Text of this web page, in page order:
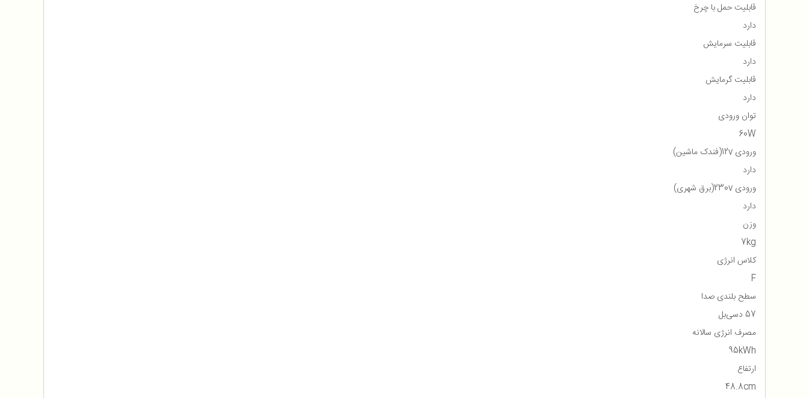
قابلیت حمل با چرخ
دارد
قابلیت سرمایش
دارد
قابلیت گرمایش
دارد
توان ورودی
60W
ورودی 12v(فندک ماشین)
دارد
ورودی 230v(برق شهری)
دارد
وزن
7kg
کلاس انرژی
F
سطح بلندی صدا
57 دسی‌بل
مصرف انرژی سالانه
95kWh
ارتفاع
48.8cm